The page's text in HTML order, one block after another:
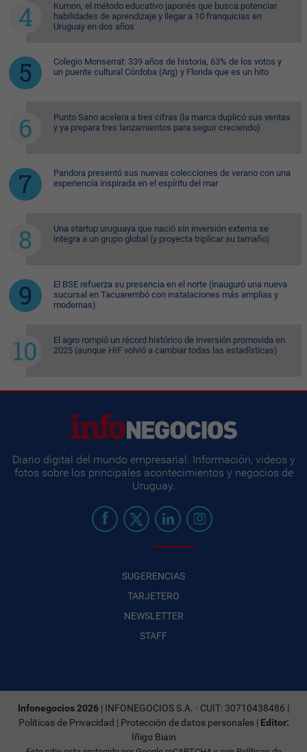
Kumon, el método educativo japonés que busca potenciar
habilidades de aprendizaje y llegar a 10 franquicias en
Uruguay en dos años
Colegio Monserrat: 339 años de historia, 63% de los votos y
un puente cultural Córdoba (Arg) y Florida que es un hito
Punto Sano acelera a tres cifras (la marca duplicó sus ventas
y ya prepara tres lanzamientos para seguir creciendo)
Pandora presentó sus nuevas colecciones de verano con una
experiencia inspirada en el espíritu del mar
Una startup uruguaya que nació sin inversión externa se
integra a un grupo global (y proyecta triplicar su tamaño)
El BSE refuerza su presencia en el norte (inauguró una nueva
sucursal en Tacuarembó con instalaciones más amplias y
modernas)
El agro rompió un récord histórico de inversión promovida en
2025 (aunque HIF volvió a cambiar todas las estadísticas)
Diario digital del mundo empresarial. Información, videos y
fotos sobre los principales acontecimientos y negocios de
Uruguay.
SUGERENCIAS
TARJETERO
NEWSLETTER
STAFF
Infonegocios 2026 | INFONEGOCIOS S.A. · CUIT: 30710438486 |
Políticas de Privacidad | Protección de datos personales| Editor:
Iñigo Biain